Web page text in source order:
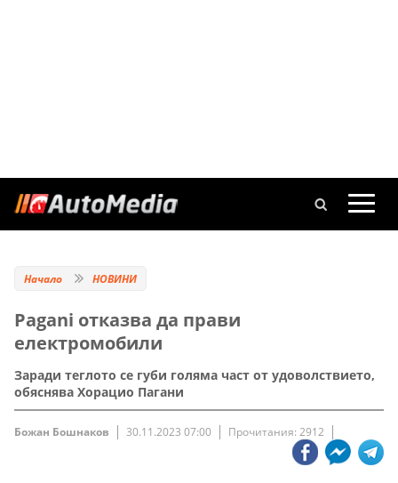
Начало НОВИНИ
Pagani отказва да прави
електромобили
Заради теглото се губи голяма част от удоволствието,
обяснява Хорацио Пагани
Божан Бошнаков 30.11.2023 07:00 Прочитания: 2912